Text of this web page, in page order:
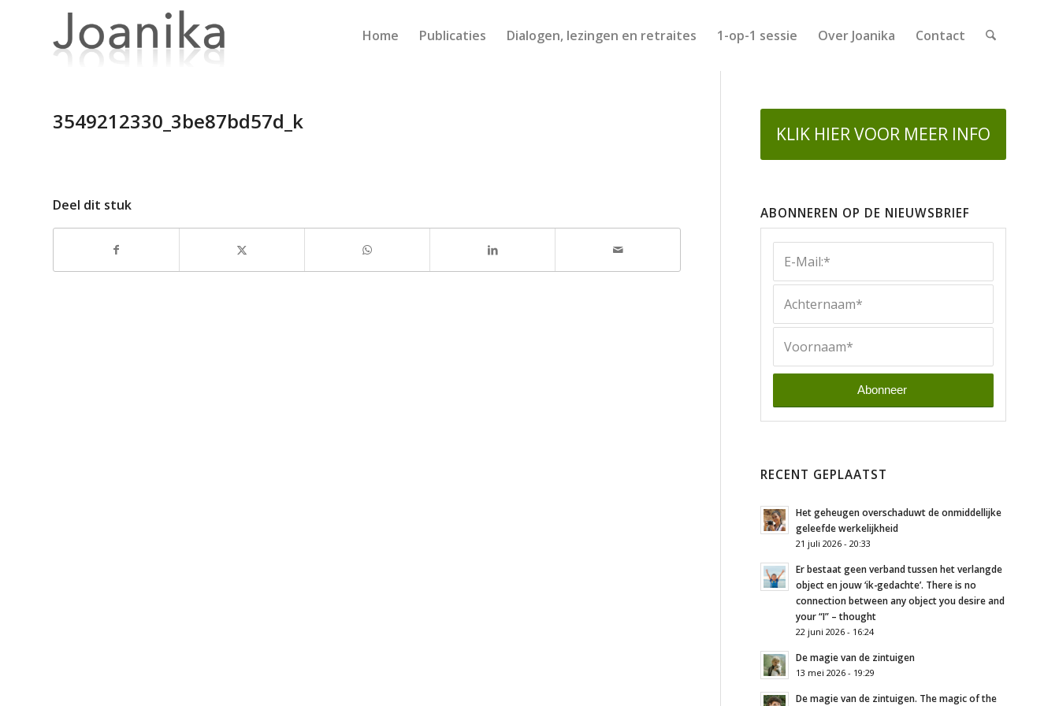
Home Publicaties Dialogen, lezingen en retraites 1-op-1 sessie Over Joanika Contact
3549212330_3be87bd57d_k
Deel dit stuk
KLIK HIER VOOR MEER INFO
ABONNEREN OP DE NIEUWSBRIEF
RECENT GEPLAATST
Het geheugen overschaduwt de onmiddellijke
geleefde werkelijkheid
21 juli 2026 - 20:33
Er bestaat geen verband tussen het verlangde
object en jouw ‘ik-gedachte’. There is no
connection between any object you desire and
your “I” – thought
22 juni 2026 - 16:24
De magie van de zintuigen
13 mei 2026 - 19:29
De magie van de zintuigen. The magic of the